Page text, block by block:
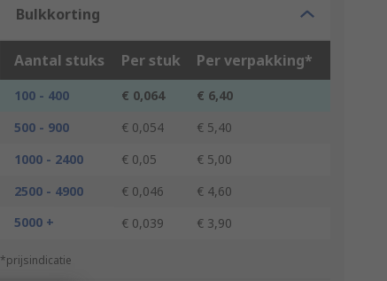
Bulkkorting
Aantal stuks Per stuk Per verpakking*
100 - 400 € 0,064
€ 6,40
500 - 900
€ 0,054
€ 5,40
1000 - 2400
€ 0,05
€ 5,00
2500 - 4900
€ 0,046
€ 4,60
5000 +
€ 0,039 € 3,90
*prijsindicatie